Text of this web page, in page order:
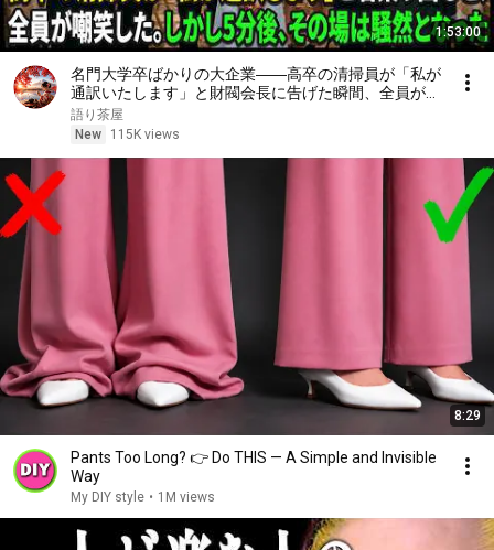
1:53:00
名門大学卒ばかりの大企業――高卒の清掃員が「私が
通訳いたします」と財閥会長に告げた瞬間、全員が嘲
笑した。しかし5分後、その場は静まり返った。#動
エピソード#老後の物語 #家族の物語
語り茶屋
New
115K views
8:29
Pants Too Long? 👉 Do THIS — A Simple and Invisible
Way
My DIY style • 1M views